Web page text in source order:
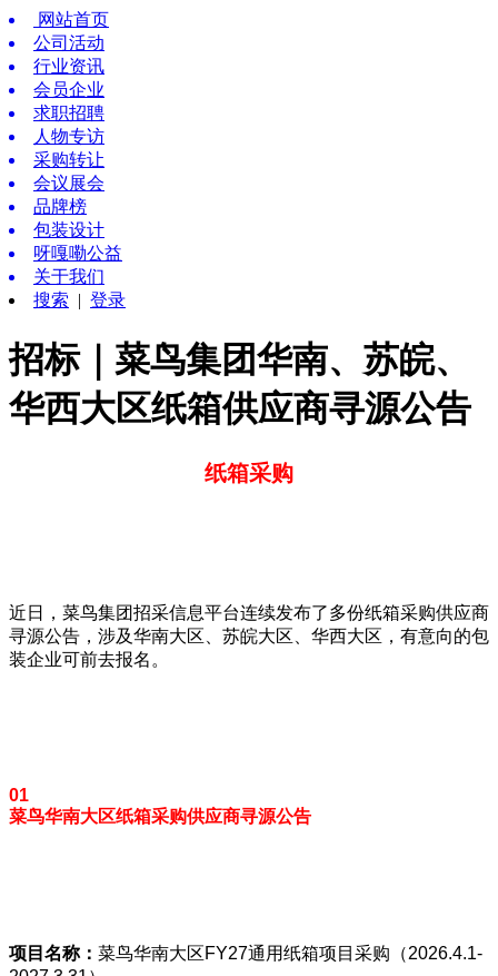
网站首页
公司活动
行业资讯
会员企业
求职招聘
人物专访
采购转让
会议展会
品牌榜
包装设计
呀嘎嘞公益
关于我们
搜索 | 登录
招标｜菜鸟集团华南、苏皖、
华西大区纸箱供应商寻源公告
纸箱采购
近日，菜鸟集团招采信息平台连续发布了多份纸箱采购供应商
寻源公告，涉及华南大区、苏皖大区、华西大区，有意向的包
装企业可前去报名。
01
菜鸟华南大区纸箱采购供应商寻源公告
项目名称： 菜鸟华南大区FY27通用纸箱项目采购（2026.4.1-